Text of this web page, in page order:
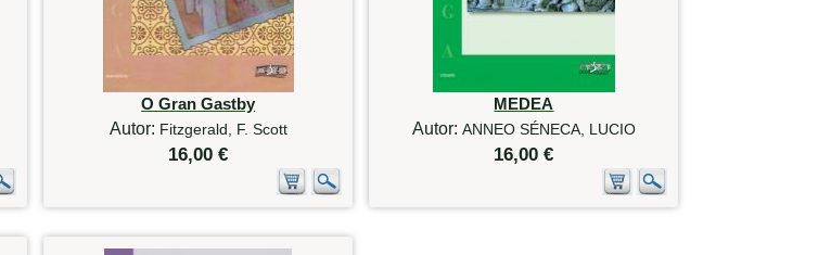
O Gran Gastby
Autor: Fitzgerald, F. Scott
16,00 €
MEDEA
Autor: ANNEO SÉNECA, LUCIO
16,00 €